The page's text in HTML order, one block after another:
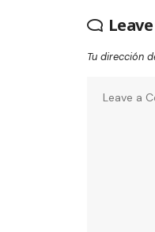
Tu dirección